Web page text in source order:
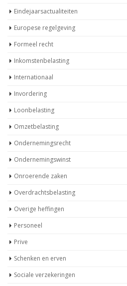
Eindejaarsactualiteiten
Europese regelgeving
Formeel recht
Inkomstenbelasting
Internationaal
Invordering
Loonbelasting
Omzetbelasting
Ondernemingsrecht
Ondernemingswinst
Onroerende zaken
Overdrachtsbelasting
Overige heffingen
Personeel
Prive
Schenken en erven
Sociale verzekeringen